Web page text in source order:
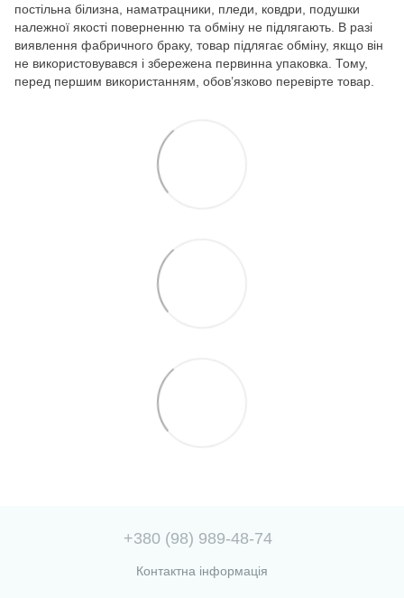
постільна білизна, наматрацники, пледи, ковдри, подушки
належної якості поверненню та обміну не підлягають. В разі
виявлення фабричного браку, товар підлягає обміну, якщо він
не використовувався і збережена первинна упаковка. Тому,
перед першим використанням, обов’язково перевірте товар.
+380 (98) 989-48-74
Контактна інформація